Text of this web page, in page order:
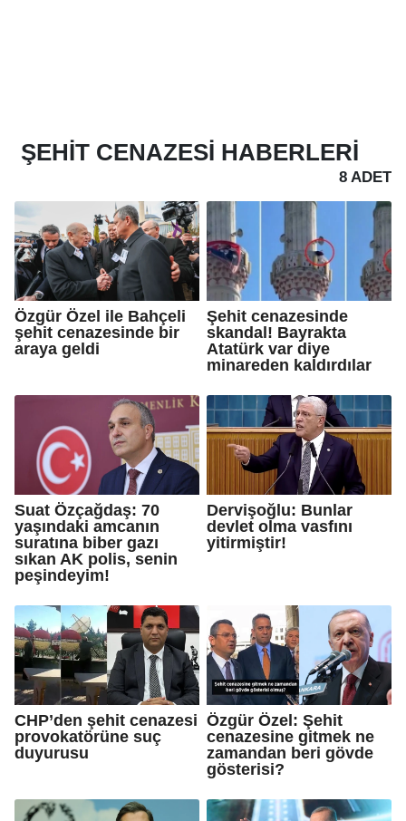
ŞEHIT CENAZESI HABERLERI
8 ADET
Özgür Özel ile Bahçeli
şehit cenazesinde bir
araya geldi
Şehit cenazesinde
skandal! Bayrakta
Atatürk var diye
minareden kaldırdılar
Suat Özçağdaş: 70
yaşındaki amcanın
suratına biber gazı
sıkan AK polis, senin
peşindeyim!
Dervişoğlu: Bunlar
devlet olma vasfını
yitirmiştir!
CHP’den şehit cenazesi
provokatörüne suç
duyurusu
Özgür Özel: Şehit
cenazesine gitmek ne
zamandan beri gövde
gösterisi?